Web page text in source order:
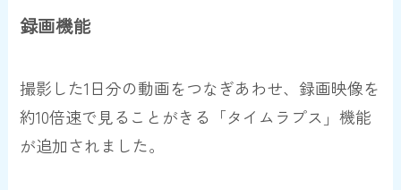
録画機能
撮影した1日分の動画をつなぎあわせ、録画映像を
約10倍速で見ることがきる「タイムラプス」機能
が追加されました。